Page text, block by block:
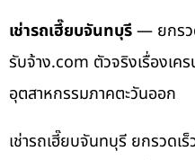
เช่ารถเฮี๊ยบจันทบุรี— ยกรว
รับจ้าง.com ตัวจริงเรื่องเค
อุตสาหกรรมภาคตะวันออก
เช่ารถเฮี๊ยบจันทบุรี ยกรวดเ